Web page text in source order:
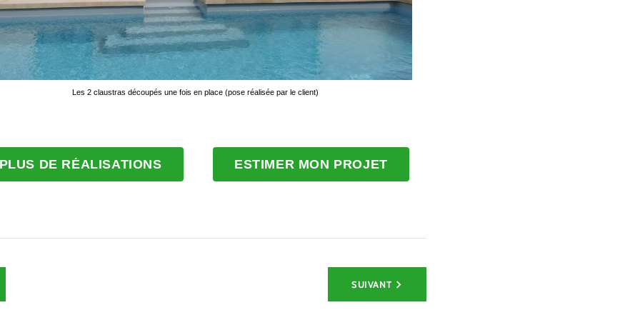
Les 2 claustras découpés une fois en place (pose réalisée par le client)
DE RÉALISATIONS ESTIMER MON PROJET
SUIVANT